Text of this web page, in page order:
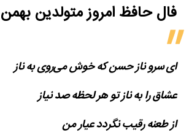
فال حافظ امروز متولدین‌ بهمن
ای سرو ناز حسن که خوش می‌روی به ناز
عشاق را به ناز تو هر لحظه صد نیاز
از طعنه رقیب نگردد عیار من